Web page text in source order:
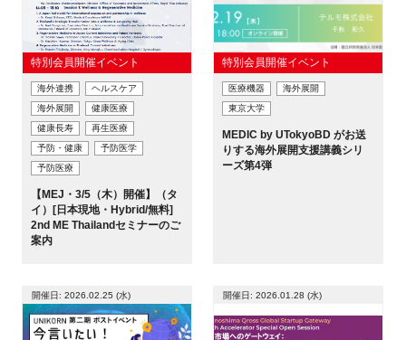
特別会員開催イベント
海外連携
ヘルスケア
海外展開
健康医療
健康長寿
再生医療
予防・健康
予防医学
予防医療
【MEJ・3/5（木）開催】（タ
イ）[日本現地・Hybrid/無料]
2nd ME Thailandセミナーのご
案内
特別会員開催イベント
医療機器
海外展開
東京大学
MEDIC by UTokyoBD がお送
りする海外展開支援講義シリ
ーズ第4弾
開催日: 2026.02.25 (水) 開催日: 2026.01.28 (水)